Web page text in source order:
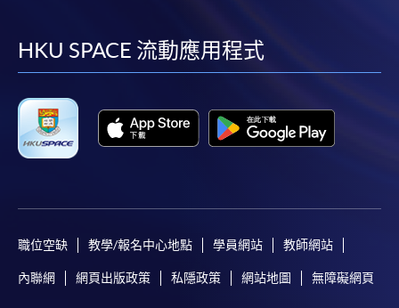
facebook
youtube
linkedin
HKU SPACE 流動應用程式
職位空缺 教學/報名中心地點 學員網站 教師網站
內聯網 網頁出版政策 私隱政策 網站地圖 無障礙網頁